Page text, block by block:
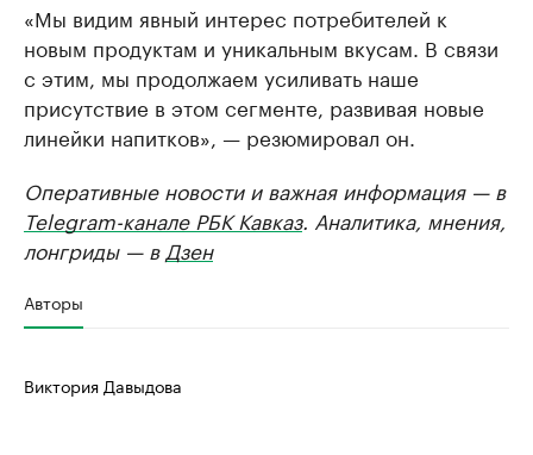
«Мы видим явный интерес потребителей к
новым продуктам и уникальным вкусам. В связи
с этим, мы продолжаем усиливать наше
присутствие в этом сегменте, развивая новые
линейки напитков», — резюмировал он.
Оперативные новости и важная информация — в
Telegram-канале РБК Кавказ. Аналитика, мнения,
лонгриды — в Дзен
Авторы
Виктория Давыдова